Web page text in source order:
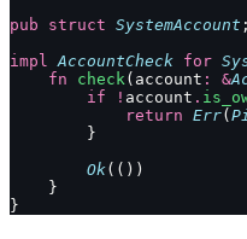
pub struct SystemAccount ;
impl
AccountCheck for
    fn
check (account : &
        if
! account .
            return
Err(
        }
        Ok
(())
    }
}